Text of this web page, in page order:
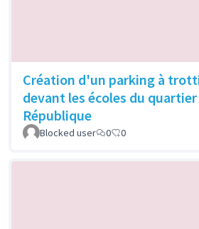
Création d'un parking à
devant les écoles du quartier
République
Blocked user 0 0